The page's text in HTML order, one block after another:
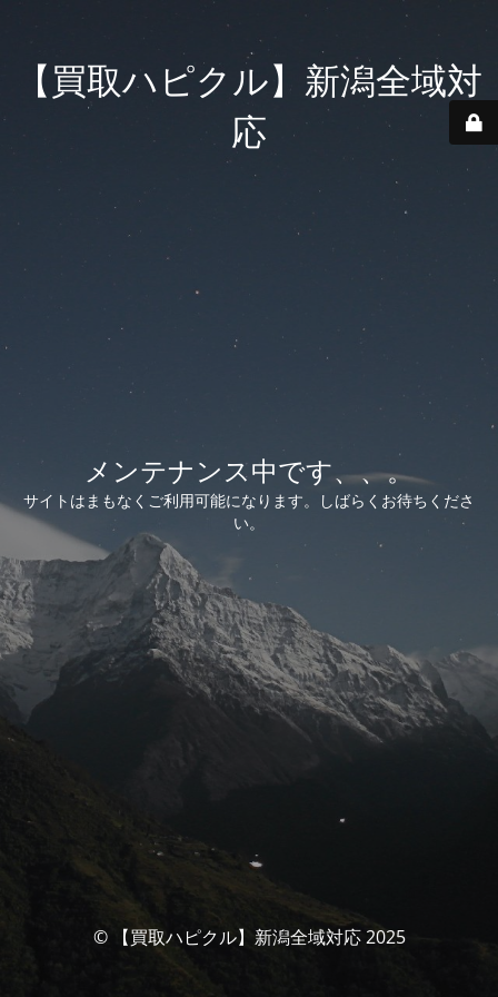
【買取ハピクル】新潟全域対
応
メンテナンス中です、、。
サイトはまもなくご利用可能になります。しばらくお待ちくださ
い。
© 【買取ハピクル】新潟全域対応 2025